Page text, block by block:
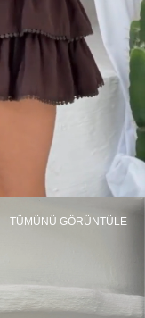
TÜMÜNÜ GÖRÜNTÜLE